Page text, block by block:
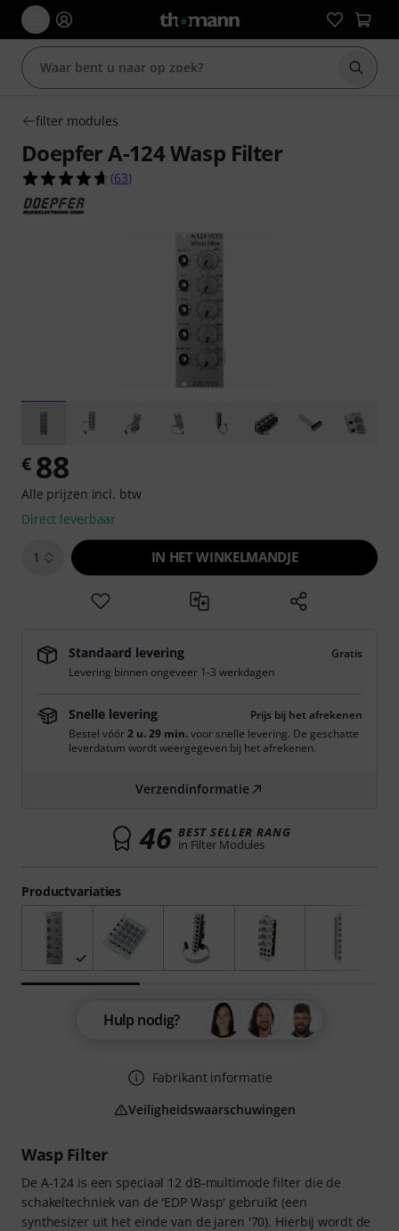
Zoek
filter modules
Doepfer A-124 Wasp Filter
4.7 van de 5 sterren van 63 klantbeoordelingen
(63)
Wasp Filter
De A-124 is een speciaal 12 dB-multimode filter die de
schakeltechniek van de 'EDP Wasp' gebruikt (een
synthesizer uit het einde van de jaren '70). Hierbij wordt de
Productvariaties
€ 88
Alle prijzen incl. btw
Direct leverbaar
1 IN HET WINKELMANDJE
Standaard levering
Gratis
Levering binnen ongeveer 1-3 werkdagen
Snelle levering
Prijs bij het afrekenen
Bestel vóór2 u. 29 min.voor snelle levering. De geschatte
leverdatum wordt weergegeven bij het afrekenen.
Verzendinformatie
46 BEST SELLER RANG
in Filter Modules
Hulp nodig?
Fabrikant informatie
Veiligheidswaarschuwingen